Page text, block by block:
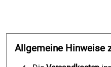
Das Aluminium-Butyl
Allgemeine Hinweise